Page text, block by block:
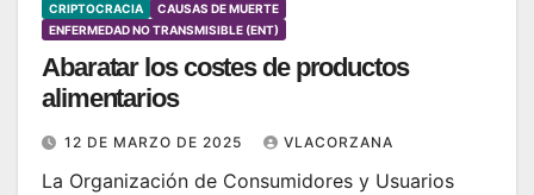
CRIPTOCRACIA
CAUSAS DE MUERTE
ENFERMEDAD NO TRANSMISIBLE (ENT)
Abaratar los costes de productos
alimentarios
12 DE MARZO DE 2025 VLACORZANA
La Organización de Consumidores y Usuarios